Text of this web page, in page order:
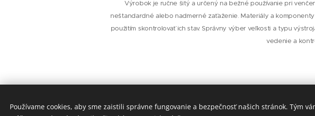
Výrobok je ručne šitý a určený na bežné používanie pri
neštandardné alebo nadmerné zaťaženie. Materiály a
použitím skontrolovať ich stav. Správny výber veľkosti a typu
vedenie a
© 2026Laron.sk
Používame cookies, aby sme zaistili správne fungovanie a bezpečnosť našich stránok. Tým